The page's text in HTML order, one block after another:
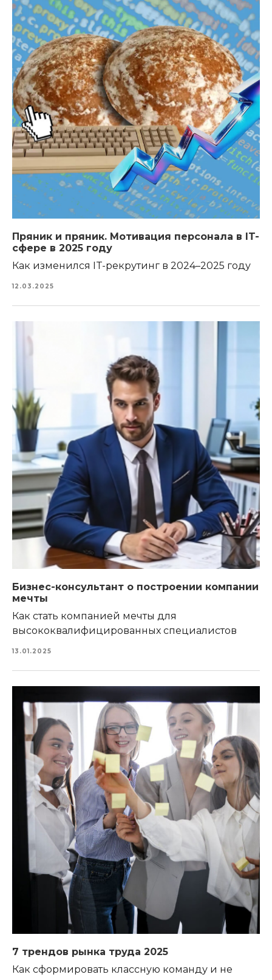
Пряник и пряник. Мотивация персонала в IT-
сфере в 2025 году
Как изменился IT-рекрутинг в 2024–2025 году
12.03.2025
Бизнес-консультант о построении компании
мечты
Как стать компанией мечты для
высококвалифицированных специалистов
13.01.2025
7 трендов рынка труда 2025
Как сформировать классную команду и не